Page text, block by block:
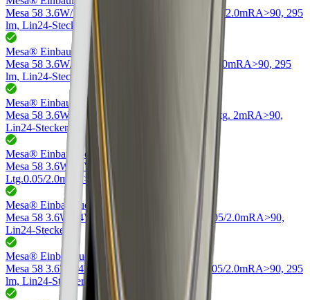
Mesa 58 3.6W/24V DC 3000K
schwarz, Ltg.0.05/2.0mRA>90, 295
lm, Lin24-Stecker
Mesa® Einbauleuchten
Mesa 58 3.6W/24V DC 3000K
weiss, Ltg.0.05/2.0mRA>90, 295
lm, Lin24-Stecker
Mesa® Einbauleuchten
Mesa 58 3.6W/24V DC 4000K
edelstahleffekt, Ltg. 2mRA>90,
Lin24-Stecker
Mesa® Einbauleuchten
Mesa 58 3.6W/24V DC 4000K
edelstahleffekt,
Ltg.0.05/2.0m
RA>90, 295 lm, Lin24-Stecker
Mesa® Einbauleuchten76.32793.40
Mesa 58 3.6W/24V DC 4000K
Messing, Ltg.0.05/2.0mRA>90,
Lin24-Stecker
Mesa® Einbauleuchten 76.32791.40
Mesa 58 3.6W/24V DC 4000K
schwarz, Ltg.0.05/2.0mRA>90, 295
lm, Lin24-Stecker